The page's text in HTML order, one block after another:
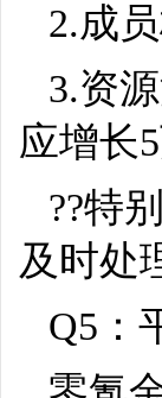
2.成
3.资
应增长
??特
及时处
Q5：